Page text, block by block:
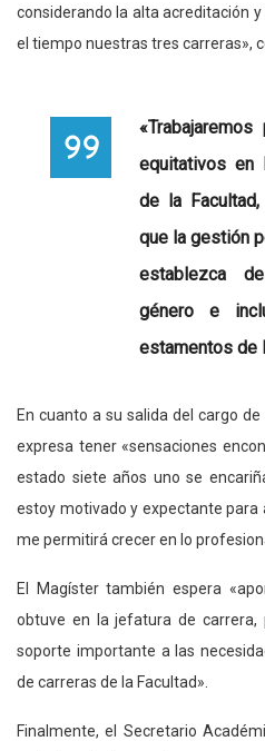
considerando la alta acreditación
el tiempo nuestras tres carreras»,
equitativos en
de la
que la gestión
establezca
género e
estamentos de
En cuanto a su salida del cargo
expresa tener «sensaciones
estado siete años uno se
estoy motivado y expectante
me permitirá crecer en lo
El Magíster también espera
obtuve en la jefatura de
soporte importante a las
de carreras de la Facultad».
Finalmente, el Secretario